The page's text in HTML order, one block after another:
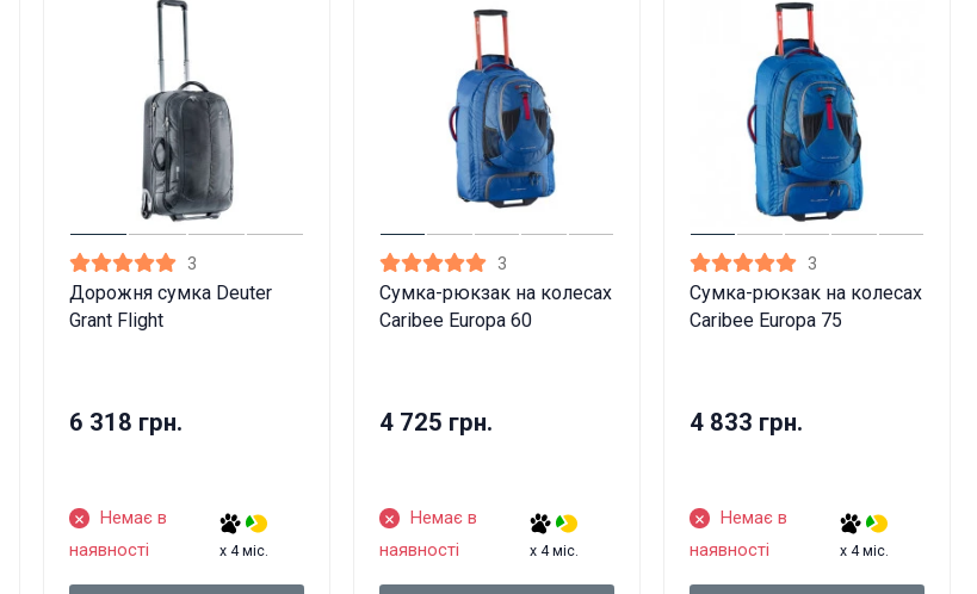
3
Дорожня сумка Deuter
Grant Flight
6 318 грн.
Немає в
наявності
x 4 міс.
3
Сумка-рюкзак на колесах
Caribee Europa 60
4 725 грн.
Немає в
наявності
x 4 міс.
3
Сумка-рюкзак на колесах
Caribee Europa 75
4 833 грн.
Немає в
наявності
x 4 міс.